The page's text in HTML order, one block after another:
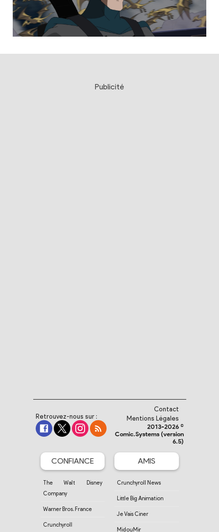
Publicité
Retrouvez-nous sur :
Contact
Mentions Légales
2013-2026 ©
Comic.Systems (version
6.5)
CONFIANCE
The Walt Disney
Company
Warner Bros. France
Crunchyroll
AMIS
Crunchyroll News
Little Big Animation
Je Vais Ciner
MidouMir